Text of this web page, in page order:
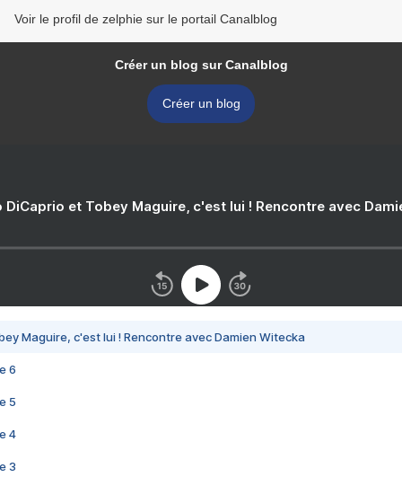
Voir le profil de zelphie sur le portail Canalblog
Créer un blog sur Canalblog
Créer un blog
DiCaprio et Tobey Maguire, c'est lui ! Rencontre avec
Maguire, c'est lui ! Rencontre avec Damien Witecka
6
5
4
3